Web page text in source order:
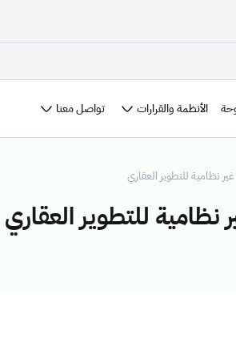
الأنظمة والقرارات تواصل معنا
نظامية للتطوير العقاري
للتطوير العقاري